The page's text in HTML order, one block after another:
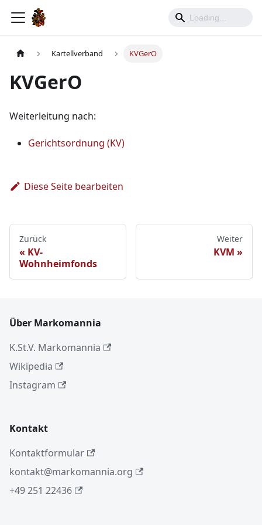
Kartellverband KVGerO
KVGerO
Weiterleitung nach:
Gerichtsordnung (KV)
Diese Seite bearbeiten
Zurück
KV-
Wohnheimfonds
Weiter
KVM
Über Markomannia
K.St.V. Markomannia
Wikipedia
Instagram
Kontakt
Kontaktformular
kontakt@markomannia.org
+49 251 22436